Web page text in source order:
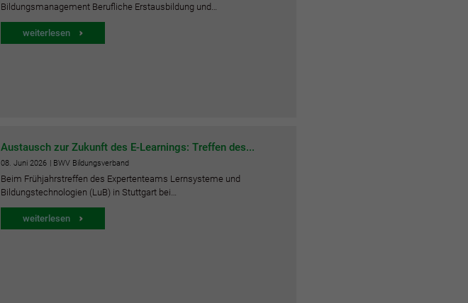
Bildungsmanagement Berufliche Erstausbildung und…
weiterlesen
Austausch zur Zukunft des E-Learnings: Treffen des...
08. Juni 2026 | BWV Bildungsverband
Beim Frühjahrstreffen des Expertenteams Lernsysteme und
Bildungstechnologien (LuB) in Stuttgart bei…
weiterlesen